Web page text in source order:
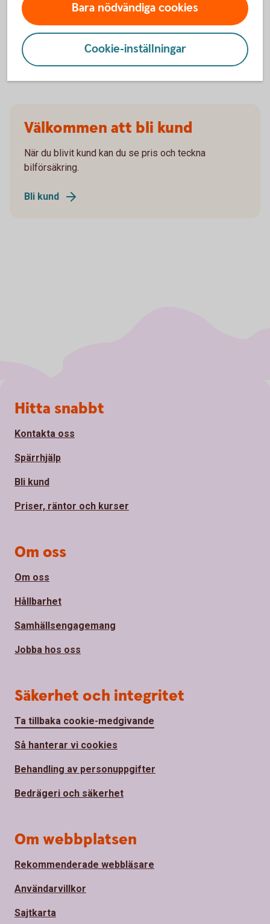
Täcker försäkringen viltolyckor?
Vilka bilar har en vagnskadegaranti?
Välkommen att bli kund
När du blivit kund kan du se pris och teckna
bilförsäkring.
Bli kund
Bara nödvändiga cookies
Cookie-inställningar
Sidfot
Hitta snabbt
Kontakta oss
Spärrhjälp
Bli kund
Priser, räntor och kurser
Om oss
Om oss
Hållbarhet
Samhällsengagemang
Jobba hos oss
Säkerhet och integritet
Ta tillbaka cookie-medgivande
Så hanterar vi cookies
Behandling av personuppgifter
Bedrägeri och säkerhet
Om webbplatsen
Rekommenderade webbläsare
Användarvillkor
Sajtkarta